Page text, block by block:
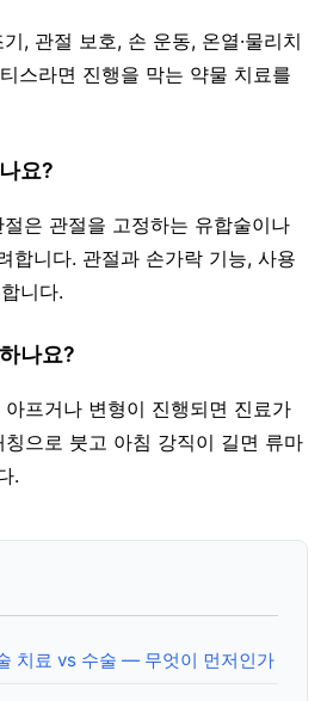
, 관절 보호, 손 운동, 온열·물리치
스라면 진행을 막는 약물 치료를
요?
절은 관절을 고정하는 유합술이나
합니다. 관절과 손가락 기능, 사용
니다.
나요?
프거나 변형이 진행되면 진료가
으로 붓고 아침 강직이 길면 류마
.
치료 vs 수술 — 무엇이 먼저인가